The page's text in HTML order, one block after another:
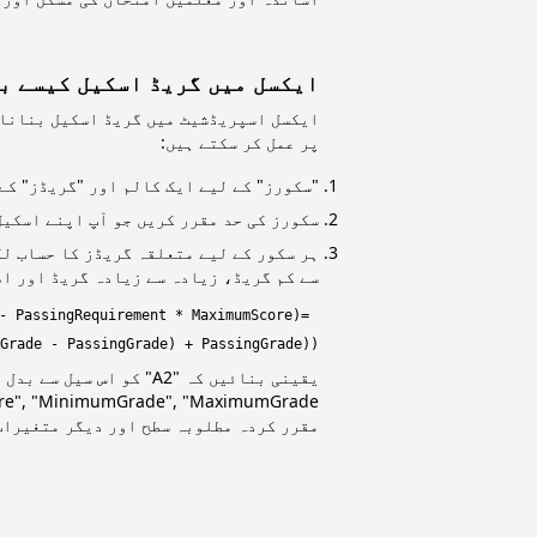
ایکسل میں گریڈ اسکیل کیسے
ایکسل اسپریڈشیٹ میں گریڈ اسکیل
پر عمل کر سکتے ہیں:
"سکورز" کے لیے ایک کالم اور "گریڈز"
سکورز کی حد مقرر کریں جو آپ اپنے
ہر سکور کے لیے متعلقہ گریڈز کا حساب
سے کم گریڈ، زیادہ سے زیادہ گریڈ اور
PassingRequirement * MaximumScore)
- PassingGrade) + PassingGrade))
مقرر کردہ مطلوبہ سطح اور دیگر